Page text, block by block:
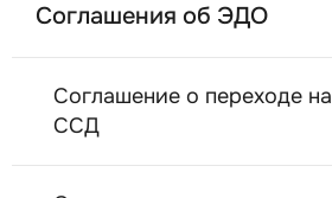
Соглашения об ЭДО
Соглашение о переходе
ССД